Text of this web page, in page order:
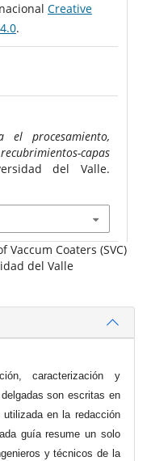
Creative
.
el procesamiento,
capas
del Valle.
Vaccum Coaters (SVC)
del Valle
caracterización y
son escritas en
en la redacción
guía resume un solo
y técnicos de la